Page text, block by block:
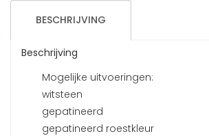
BESCHRIJVING
Beschrijving
Mogelijke uitvoeringen:
witsteen
gepatineerd
gepatineerd roestkleur